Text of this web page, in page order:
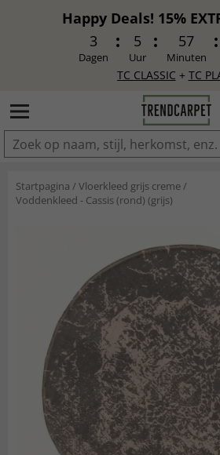
Happy Deals! 15%
3
Dagen
5
Uur
57
Minuten
TC CLASSIC + TC
IN DE WINKELWAGEN
Startpagina /Vloerkleed grijs creme/
Voddenkleed - Cassis (rond) (grijs)